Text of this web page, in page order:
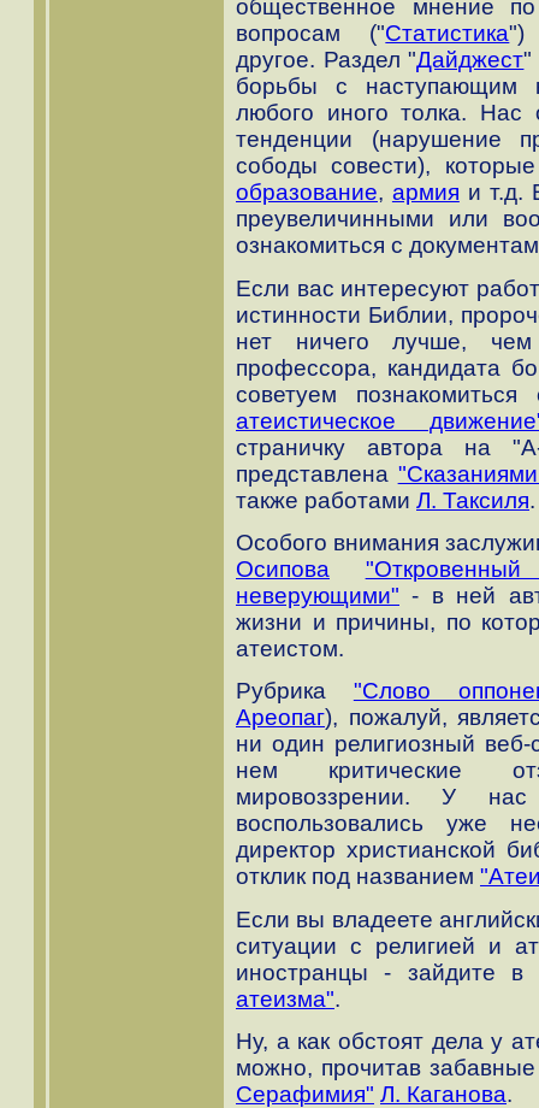
общественное мнение
вопросам ("Статистика")
другое. Раздел "Дайджест"
борьбы с наступающим
любого иного толка. Нас
тенденции (нарушение
сободы совести),
образование, армия и т.д.
преувеличинными или
ознакомиться с
Если вас интересуют
истинности Библии,
нет ничего лучше, чем
профессора, кандидата
советуем
атеистическое
страничку автора на
представлена
также работами Л. Таксиля.
Особого внимания
Осипова
неверующими" - в ней
жизни и причины, по
атеистом.
Рубрика "Слово
Ареопаг), пожалуй,
ни один религиозный веб-
нем критические
мировоззрении. У
воспользовались уже
директор христианской
отклик под названием
Если вы владеете
ситуации с религией и
иностранцы - зайдите в
атеизма".
Ну, а как обстоят дела у
можно, прочитав
Серафимия" Л. Каганова.